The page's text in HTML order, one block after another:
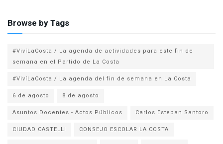
Browse by Tags
#VivíLaCosta / La agenda de actividades para este fin de
semana en el Partido de La Costa
#VivíLaCosta / La agenda del fin de semana en La Costa
6 de agosto
8 de agosto
Asuntos Docentes - Actos Públicos
Carlos Esteban Santoro
CIUDAD CASTELLI
CONSEJO ESCOLAR LA COSTA